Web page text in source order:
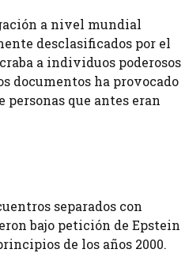
a nivel mundial
desclasificados por el
a individuos poderosos
documentos ha provocado
que antes eran
separados con
bajo petición de Epstein
de los años 2000.